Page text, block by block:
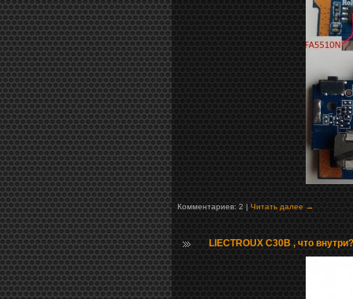
Комментариев: 2 | Читать далее →
LIECTROUX C30B , что внутри?